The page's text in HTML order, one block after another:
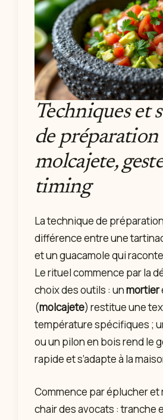
Techniques et
de préparation
molcajete,
timing
La technique de
différence entre une
et un guacamole qui
Le rituel commence par la
choix des outils : unmortier
(molcajete) restitue une
température spécifiques ;
ou un pilon en bois rend le
rapide et s’adapte à la
Commence par éplucher et
chair des avocats : tranche